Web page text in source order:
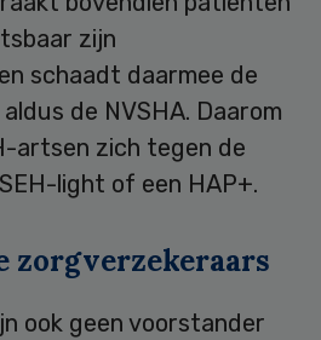
zijn
schaadt daarmee de
de NVSHA. Daarom
artsen zich tegen de
light of een HAP+.
zorgverzekeraars
ook geen voorstander